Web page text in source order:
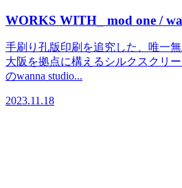
WORKS WITH_ mod one /
手刷り孔版印刷を追究した、唯一
大阪を拠点に構えるシルクスクリ
のwanna studio...
2023.11.18